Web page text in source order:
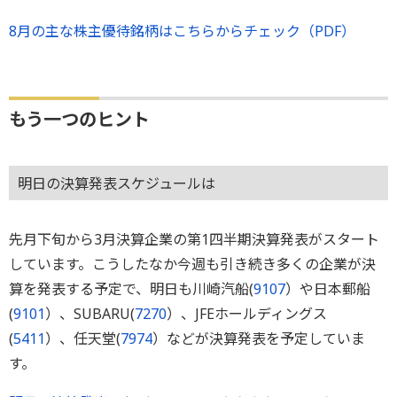
8月の主な株主優待銘柄はこちらからチェック（PDF）
もう一つのヒント
明日の決算発表スケジュールは
先月下旬から3月決算企業の第1四半期決算発表がスタート
しています。こうしたなか今週も引き続き多くの企業が決
算を発表する予定で、明日も川崎汽船(9107）や日本郵船
(9101）、SUBARU(7270）、JFEホールディングス
(5411）、任天堂(7974）などが決算発表を予定していま
す。